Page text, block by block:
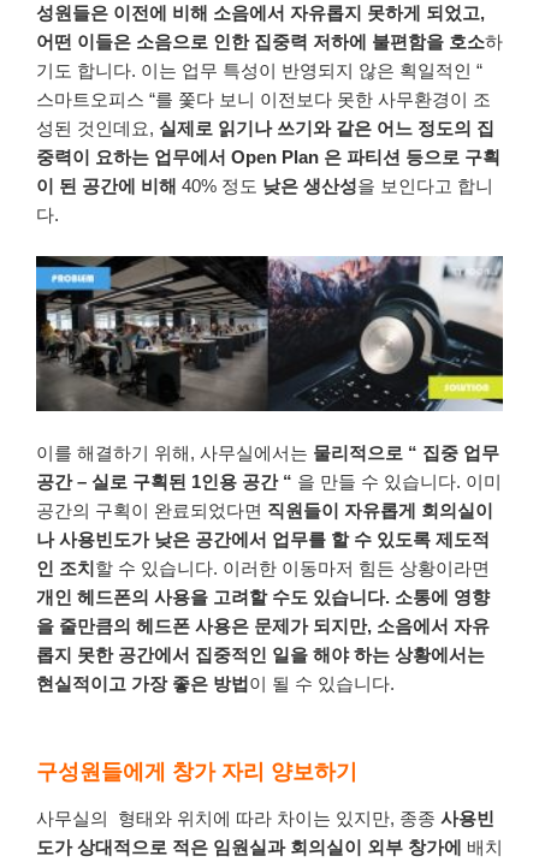
성원들은 이전에 비해 소음에서 자유롭지 못하게 되었고,
어떤 이들은 소음으로 인한 집중력 저하에 불편함을 호소하
기도 합니다. 이는 업무 특성이 반영되지 않은 획일적인 “
스마트오피스 “를 쫓다 보니 이전보다 못한 사무환경이 조
성된 것인데요, 실제로 읽기나 쓰기와 같은 어느 정도의 집
중력이 요하는 업무에서 Open Plan 은 파티션 등으로 구획
이 된 공간에 비해 40% 정도 낮은 생산성을 보인다고 합니
다.
이를 해결하기 위해, 사무실에서는 물리적으로 “ 집중 업무
공간 – 실로 구획된 1인용 공간 “ 을 만들 수 있습니다. 이미
공간의 구획이 완료되었다면 직원들이 자유롭게 회의실이
나 사용빈도가 낮은 공간에서 업무를 할 수 있도록 제도적
인 조치할 수 있습니다. 이러한 이동마저 힘든 상황이라면
개인 헤드폰의 사용을 고려할 수도 있습니다. 소통에 영향
을 줄만큼의 헤드폰 사용은 문제가 되지만, 소음에서 자유
롭지 못한 공간에서 집중적인 일을 해야 하는 상황에서는
현실적이고 가장 좋은 방법이 될 수 있습니다.
구성원들에게 창가 자리 양보하기
사무실의 형태와 위치에 따라 차이는 있지만, 종종 사용빈
도가 상대적으로 적은 임원실과 회의실이 외부 창가에 배치